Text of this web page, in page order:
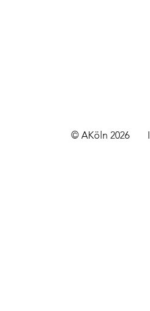
© AKöln 2026